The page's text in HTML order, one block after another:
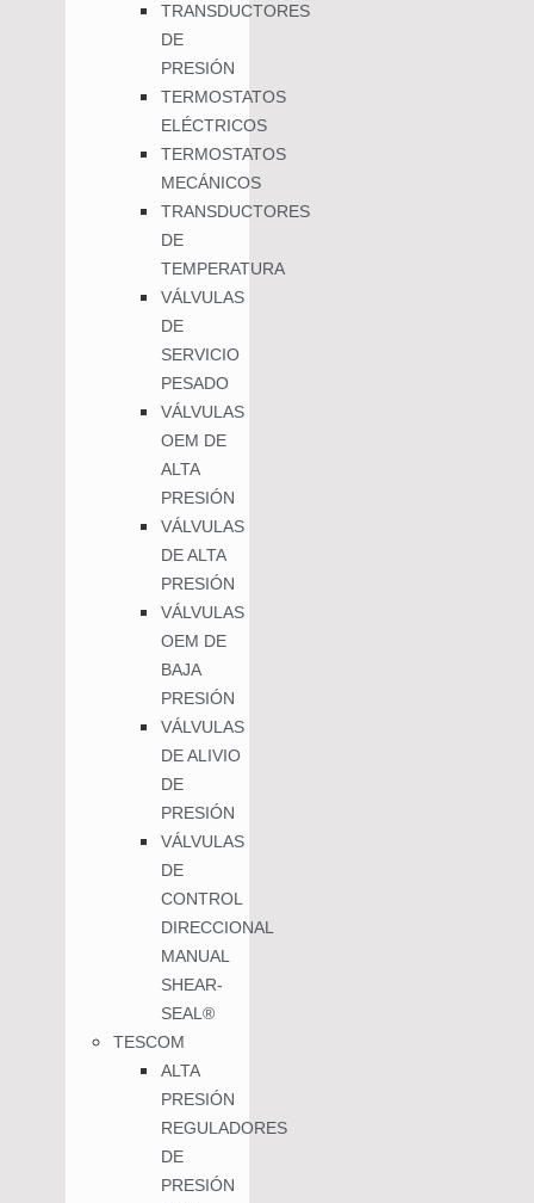
TRANSDUCTORES
DE
PRESIÓN
TERMOSTATOS
ELÉCTRICOS
TERMOSTATOS
MECÁNICOS
TRANSDUCTORES
DE
TEMPERATURA
VÁLVULAS
DE
SERVICIO
PESADO
VÁLVULAS
OEM DE
ALTA
PRESIÓN
VÁLVULAS
DE ALTA
PRESIÓN
VÁLVULAS
OEM DE
BAJA
PRESIÓN
VÁLVULAS
DE ALIVIO
DE
PRESIÓN
VÁLVULAS
DE
CONTROL
DIRECCIONAL
MANUAL
SHEAR-
SEAL®
TESCOM
ALTA
PRESIÓN
REGULADORES
DE
PRESIÓN